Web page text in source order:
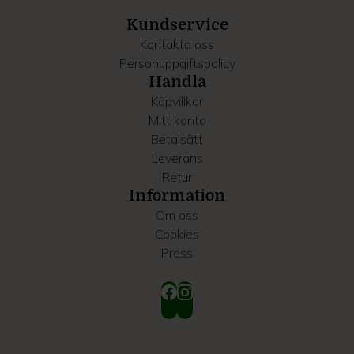
Kundservice
Kontakta oss
Personuppgiftspolicy
Handla
Köpvillkor
Mitt konto
Betalsätt
Leverans
Retur
Information
Om oss
Cookies
Press